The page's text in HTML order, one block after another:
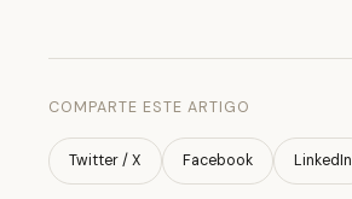
COMPARTE ESTE ARTIGO
Twitter / X Facebook LinkedIn